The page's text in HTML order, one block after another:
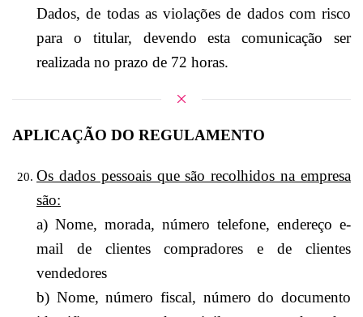
Dados, de todas as violações de dados com risco
para o titular, devendo esta comunicação ser
realizada no prazo de 72 horas.
APLICAÇÃO DO REGULAMENTO
Os dados pessoais que são recolhidos na empresa
são:
a) Nome, morada, número telefone, endereço e-
mail de clientes compradores e de clientes
vendedores
b) Nome, número fiscal, número do documento